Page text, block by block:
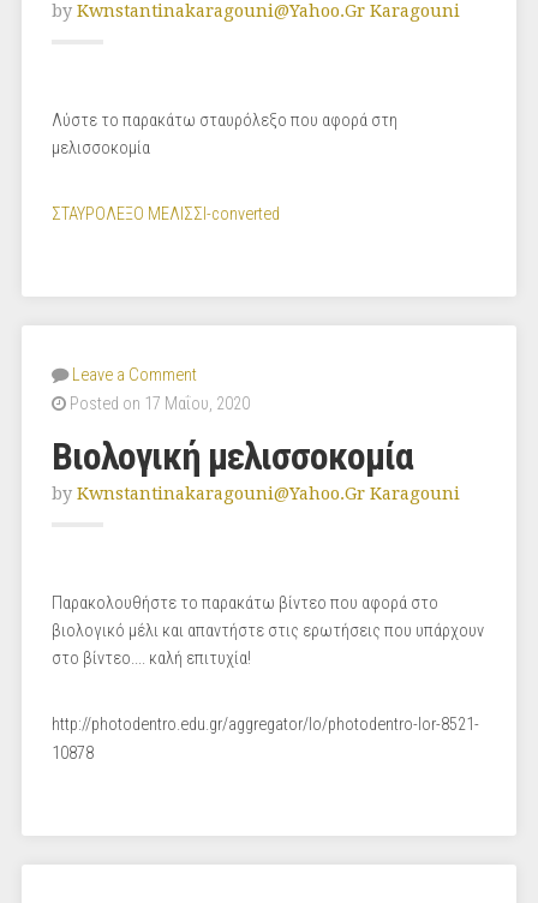
by Kwnstantinakaragouni@yahoo.gr Karagouni
Λύστε το παρακάτω σταυρόλεξο που αφορά στη
μελισσοκομία
ΣΤΑΥΡΟΛΕΞΟ ΜΕΛΙΣΣΙ-converted
Leave a Comment
Posted on 17 Μαΐου, 2020
Βιολογική μελισσοκομία
by Kwnstantinakaragouni@yahoo.gr Karagouni
Παρακολουθήστε το παρακάτω βίντεο που αφορά στο
βιολογικό μέλι και απαντήστε στις ερωτήσεις που υπάρχουν
στο βίντεο.... καλή επιτυχία!
http://photodentro.edu.gr/aggregator/lo/photodentro-lor-8521-
10878